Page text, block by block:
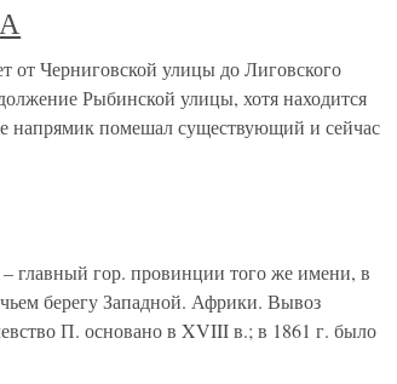
улицы до Лиговского
Рыбинской улицы, хотя находится
напрямик помешал существующий и сейчас
главный гор. провинции того же имени, в
берегу Западной. Африки. Вывоз
П. основано в XVIII в.; в 1861 г. было